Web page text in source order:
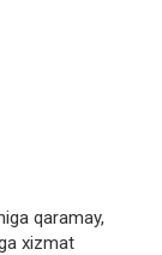
qaramay,
xizmat